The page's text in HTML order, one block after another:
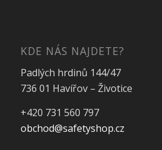
KDE NÁS NAJDETE?
Padlých hrdinů 144/47
736 01 Havířov – Životice
+420 731 560 797
obchod@safetyshop.cz